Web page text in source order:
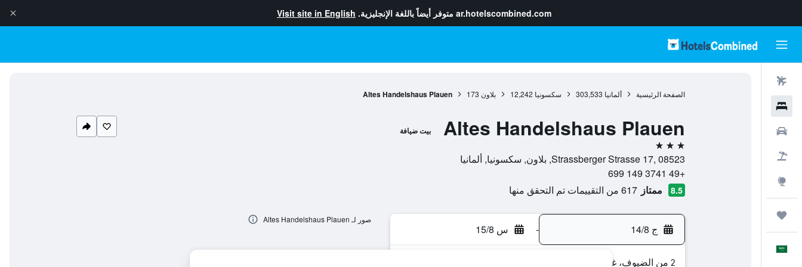
ar.hotelscombined.com متوفر أيضاً باللغة الإنجليزية. Visit site in English
الصفحة الرئيسية ألمانيا 303,533 سكسونيا 12,242 بلاون 173
Altes Handelshaus Plauen
Altes Handelshaus Plauen بيت ضيافة
3 نجوم
Strassberger Strasse 17, 08523, بلاون, سكسونيا, ألمانيا
+49 3741 149 699
8.5 ممتاز 617 من التقييمات تم التحقق منها
ج 14/8 - س 15/8
2 من الضيوف، غرفة واحدة
صور لـ Altes Handelshaus Plauen